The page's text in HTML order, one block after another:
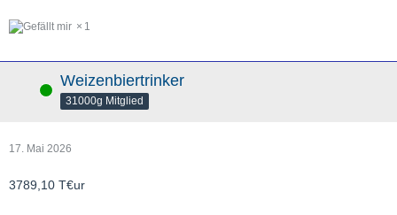
1
Online Weizenbiertrinker
31000g Mitglied
17. Mai 2026
3789,10 T€ur